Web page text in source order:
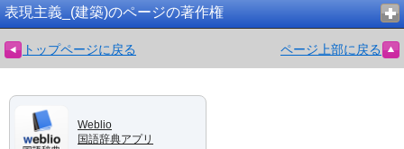
表現主義_(建築)のページの著作権
トップページに戻る ページ上部に戻る
Weblio
国語辞典アプリ